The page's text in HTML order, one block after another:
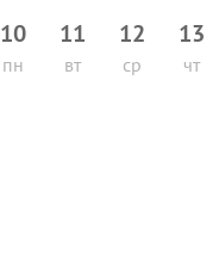
10
пн
11
вт
12
ср
13
чт